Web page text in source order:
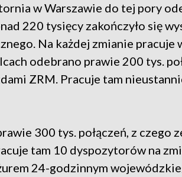
w Warszawie do tej pory
220 tysięcy zakończyło się
Na każdej zmianie pracuje
odebrano prawie 200 tys.
ZRM. Pracuje tam
300 tys. połączeń, z czego
tam 10 dyspozytorów na
24-godzinnym